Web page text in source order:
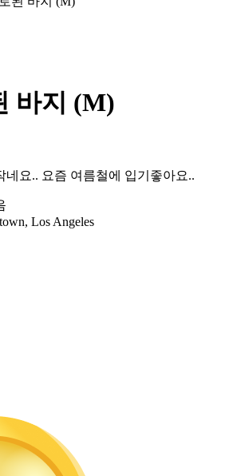
바지 (M)
네요.. 요즘 여름철에 입기좋아요..
Los Angeles